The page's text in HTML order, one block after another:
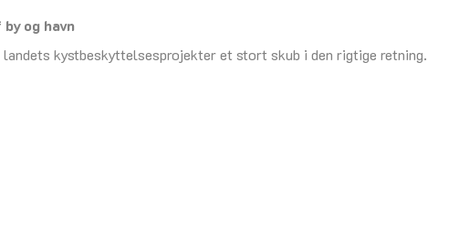
og havn
kystbeskyttelsesprojekter et stort skub i den rigtige retning.